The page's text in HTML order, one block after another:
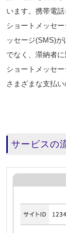
います。携帯電
ショートメッセ
ッセージ(SMS)
でなく、滞納者
ショートメッセ
さまざまな支払
サービスの